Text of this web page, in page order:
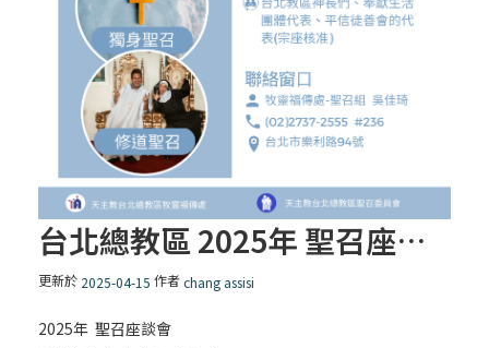
台北總教區 2025年 聖召座談會
更新於 2025-04-15 作者chang assisi
2025年 聖召座談會